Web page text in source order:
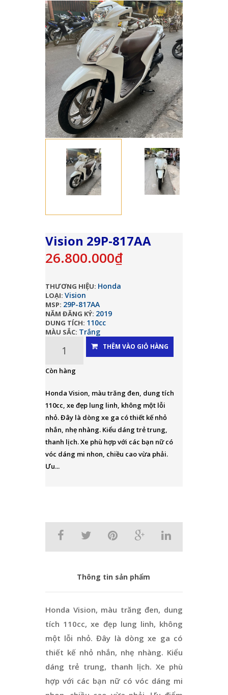
Vision 29P-817AA
26.800.000₫
THƯƠNG HIỆU: Honda
LOẠI: Vision
MSP: 29P-817AA
NĂM ĐĂNG KÝ: 2019
DUNG TÍCH: 110cc
MÀU SẮC: Trắng
THÊM VÀO GIỎ HÀNG
Còn hàng
Honda Vision, màu trăng đen, dung tích
110cc, xe đẹp lung linh, không một lỗi
nhỏ. Đây là dòng xe ga có thiết kế nhỏ
nhắn, nhẹ nhàng. Kiểu dáng trẻ trung,
thanh lịch. Xe phù hợp với các bạn nữ có
vóc dáng mi nhon, chiều cao vừa phải.
Ưu...
Thông tin sản phẩm
Honda Vision, màu trăng đen, dung
tích 110cc, xe đẹp lung linh, không
một lỗi nhỏ. Đây là dòng xe ga có
thiết kế nhỏ nhắn, nhẹ nhàng. Kiểu
dáng trẻ trung, thanh lịch. Xe phù
hợp với các bạn nữ có vóc dáng mi